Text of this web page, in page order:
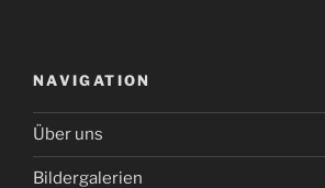
NAVIGATION
Über uns
Bildergalerien